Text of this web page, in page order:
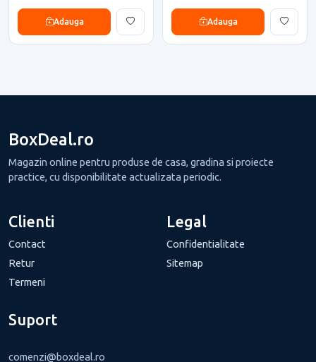
Adauga Adauga
BoxDeal.ro
Magazin online pentru produse de casa, gradina si proiecte
practice, cu disponibilitate actualizata periodic.
Clienti
Contact
Retur
Termeni
Legal
Confidentialitate
Sitemap
Suport
comenzi@boxdeal.ro